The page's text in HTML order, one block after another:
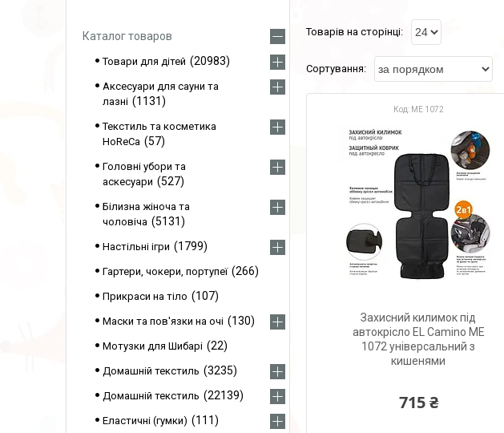
ME 1072
Захисний килимок під
автокрісло EL Camino ME
1072 універсальний з
кишенями
715 ₴
Каталог товаров
Товари для дітей 20983
Аксесуари для сауни та
лазні
1131
Текстиль та косметика
HoReCa
57
Головні убори та
аскесуари
527
Білизна жіноча та
чоловіча
5131
Настільні ігри 1799
Гартери, чокери, портупеї 266
Прикраси на тіло 107
Маски та пов'язки на очі 130
Мотузки для Шибарі 22
Домашній текстиль 3235
Домашній текстиль 22139
Еластичні (гумки) 111